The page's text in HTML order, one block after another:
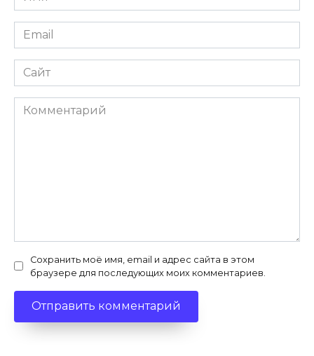
*
Email
*
Сайт
Комментарий
Сохранить моё имя, email и адрес сайта в этом
браузере для последующих моих комментариев.